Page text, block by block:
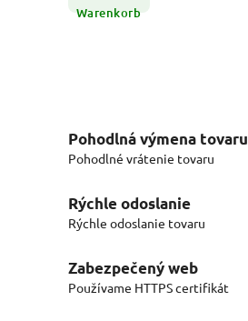
Warenkorb
Pohodlná výmena tovaru
Pohodlné vrátenie tovaru
Rýchle odoslanie
Rýchle odoslanie tovaru
Zabezpečený web
Používame HTTPS certifikát